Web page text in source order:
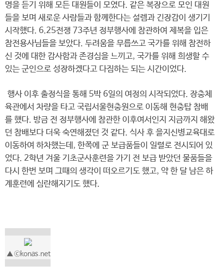
명을 듣기 위해 모든 대원들이 모였다. 같은 복장으로 모인 대원
들을 보며 새로운 사람들과 함께한다는 설렘과 긴장감이 생기기
시작했다. 6.25전쟁 73주년 정부행사에 참관하여 제복을 입은
참전용사님들을 보았다. 두려움을 무릅쓰고 국가를 위해 참전하
신 것에 대한 감사함과 존경심을 느끼고, 국가를 위해 희생할 수
있는 군인으로 성장하겠다고 다짐하는 되는 시간이었다.
행사 이후 출정식을 통해 5박 6일의 여정의 시작되었다. 장충체
육관에서 차량을 타고 국립서울현충원으로 이동해 현충탑 참배
를 했다. 방금 전 정부행사에 참관한 이후여서인지 지금까지 해왔
던 참배보다 더욱 숙연해졌던 것 같다. 식사 후 을지신병교육대로
이동하여 하차했는데, 한쪽에 군 보급품들이 일렬로 전시되어 있
었다. 2학년 겨울 기초군사훈련을 가기 전 보급 받았던 물품들을
다시 한번 보며 그때의 생각이 떠오르기도 했고, 약 한 달 남은 하
계훈련에 심란해지기도 했다.
▲ ⓒkonas.net